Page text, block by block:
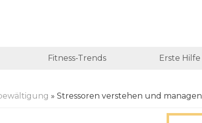
Fitness-Trends Erste Hilfe
» Stressoren verstehen und managen